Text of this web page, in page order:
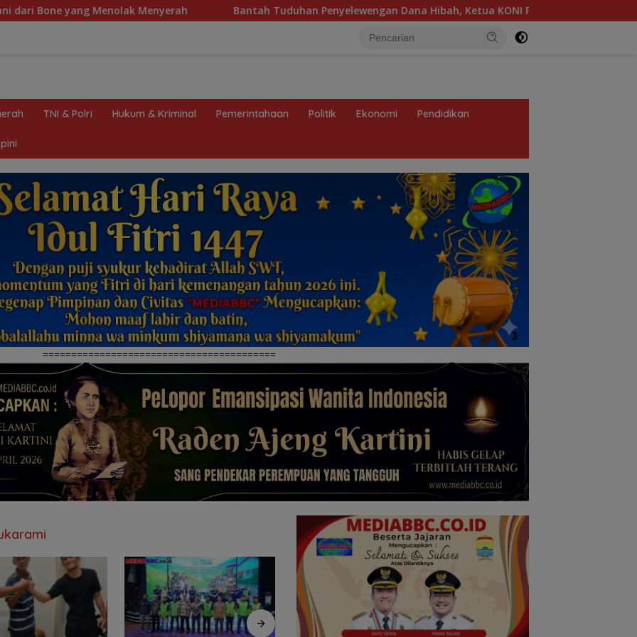
Menyerah Bantah Tuduhan Penyelewengan Dana Hibah, Ketua KONI Palembang: Seluruh Sisa Anggaran Sudah
TNI & Polri Hukum & Kriminal Pemerintahaan Politik Ekonomi Pendidikan
=========================================